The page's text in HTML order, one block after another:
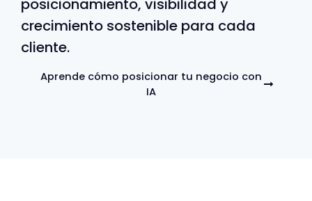
posicionamiento, visibilidad y
crecimiento sostenible para cada
cliente.
Aprende cómo posicionar tu negocio con
IA